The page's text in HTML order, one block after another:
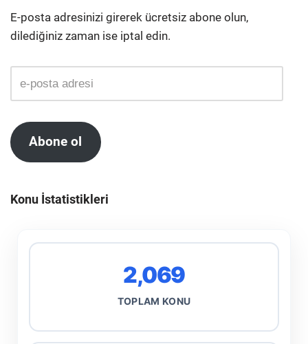
E-posta adresinizi girerek ücretsiz abone olun,
dilediğiniz zaman ise iptal edin.
Abone ol
Konu İstatistikleri
2,069
TOPLAM KONU